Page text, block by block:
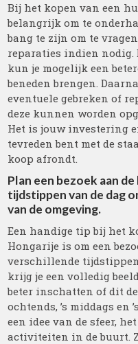
Bij het kopen van een
belangrijk om te
bang te zijn om te
reparaties indien nodig.
kun je mogelijk een
beneden brengen.
eventuele gebreken of
deze kunnen worden
Het is jouw investering
tevreden bent met de
koop afrondt.
Plan een bezoek aan
tijdstippen van de dag
van de omgeving.
Een handige tip bij het
Hongarije is om een
verschillende
krijg je een volledig
beter inschatten of dit
ochtends, ’s middags en
een idee van de sfeer,
activiteiten in de buurt.